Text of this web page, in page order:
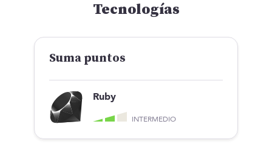
Tecnologías
Suma puntos
Ruby
INTERMEDIO